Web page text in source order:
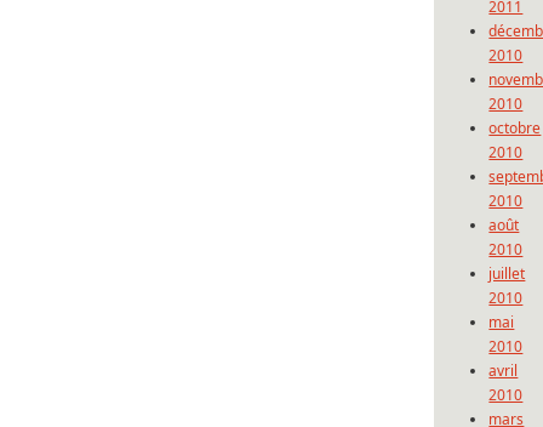
2011
2010
2010
octobre
2010
2010
août
2010
juillet
2010
mai
2010
avril
2010
mars